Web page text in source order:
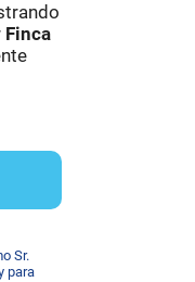
Finca
Sr.
para